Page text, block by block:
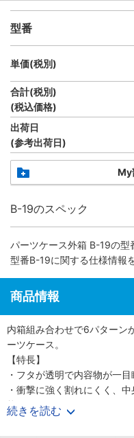
型番
単価(税別)
合計(税別)
(税込価格)
出荷日
(参考出荷日)
My
B-19のスペック
パーツケース外箱 B-19の型
型番B-19に関する仕様情報
商品情報
内箱組み合わせで6パターン
ーツケース。
【特長】
・フタが透明で内容物が一目
・衝撃に強く割れにくく、
能
・積み重ねても使用できる丈
・外箱の中に内箱を組み込
続きを読む